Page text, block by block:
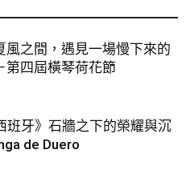
風之間，遇見一場慢下來的
第四屆橫琴荷花節
班牙》石牆之下的榮耀與沉
de Duero